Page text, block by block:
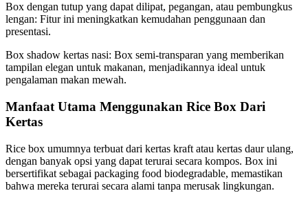
Box dengan tutup yang dapat dilipat, pegangan, atau pembungkus
lengan: Fitur ini meningkatkan kemudahan penggunaan dan
presentasi.
Box shadow kertas nasi: Box semi-transparan yang memberikan
tampilan elegan untuk makanan, menjadikannya ideal untuk
pengalaman makan mewah.
Manfaat Utama Menggunakan Rice Box Dari
Kertas
Rice box umumnya terbuat dari kertas kraft atau kertas daur ulang,
dengan banyak opsi yang dapat terurai secara kompos. Box ini
bersertifikat sebagai packaging food biodegradable, memastikan
bahwa mereka terurai secara alami tanpa merusak lingkungan.